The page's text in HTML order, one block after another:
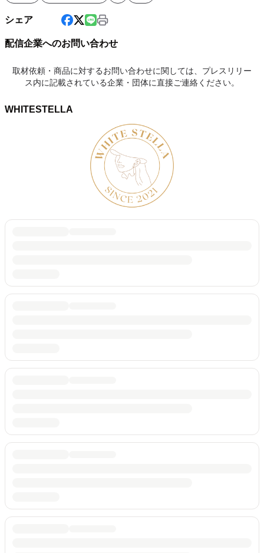
シェア
配信企業へのお問い合わせ
取材依頼・商品に対するお問い合わせに関しては、プレスリリー
ス内に記載されている企業・団体に直接ご連絡ください。
WHITESTELLA